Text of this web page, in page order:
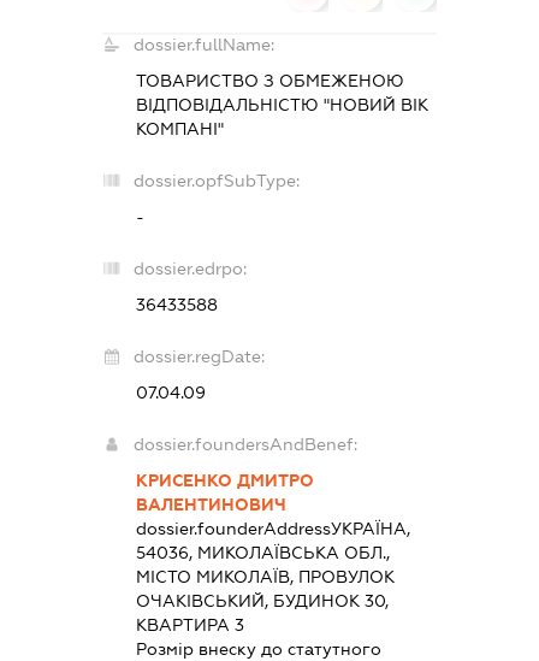
dossier.fullName:
ТОВАРИСТВО З ОБМЕЖЕНОЮ
ВІДПОВІДАЛЬНІСТЮ "НОВИЙ ВІК
КОМПАНІ"
dossier.opfSubType:
-
dossier.edrpo:
36433588
dossier.regDate:
07.04.09
dossier.foundersAndBenef:
КРИСЕНКО ДМИТРО
ВАЛЕНТИНОВИЧ
dossier.founderAddressУКРАЇНА,
54036, МИКОЛАЇВСЬКА ОБЛ.,
МІСТО МИКОЛАЇВ, ПРОВУЛОК
ОЧАКІВСЬКИЙ, БУДИНОК 30,
КВАРТИРА 3
Розмір внеску до статутного